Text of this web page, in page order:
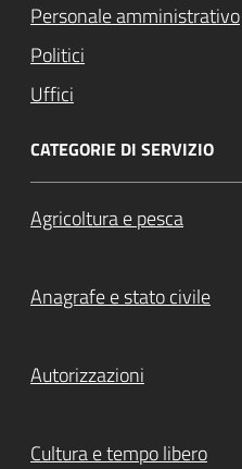
Personale amministrativo
Politici
Uffici
CATEGORIE DI SERVIZIO
Agricoltura e pesca
Anagrafe e stato civile
Autorizzazioni
Cultura e tempo libero